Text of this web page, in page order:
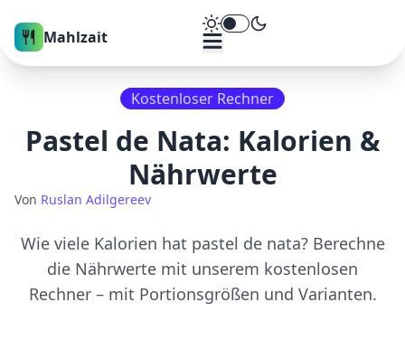
Mahlzait Theme umschalten
Kostenloser Rechner
Pastel de Nata: Kalorien &
Nährwerte
Von Ruslan Adilgereev
Wie viele Kalorien hat pastel de nata? Berechne
die Nährwerte mit unserem kostenlosen
Rechner – mit Portionsgrößen und Varianten.